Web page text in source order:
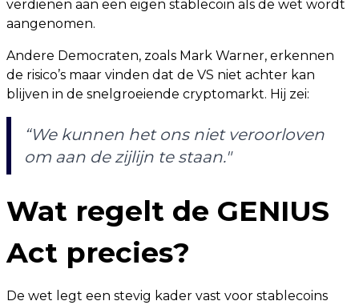
verdienen aan een eigen stablecoin als de wet wordt
aangenomen.
Andere Democraten, zoals Mark Warner, erkennen
de risico’s maar vinden dat de VS niet achter kan
blijven in de snelgroeiende cryptomarkt. Hij zei:
“We kunnen het ons niet veroorloven
om aan de zijlijn te staan."
Wat regelt de GENIUS
Act precies?
De wet legt een stevig kader vast voor stablecoins